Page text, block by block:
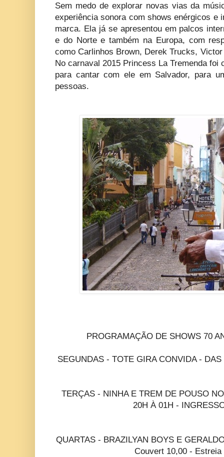
Sem medo de explorar novas vias da
experiência sonora com shows enérgicos e
marca. Ela já se apresentou em palcos
e do Norte e também na Europa, com
como Carlinhos Brown, Derek Trucks,
No carnaval 2015 Princess La Tremenda foi
para cantar com ele em Salvador, para
pessoas.
PROGRAMAÇÃO DE SHOWS 70
SEGUNDAS - TOTE GIRA CONVIDA -
TERÇAS - NINHA E TREM DE POUSO
20H À 01H -
QUARTAS - BRAZILYAN BOYS E
Couvert 10,00 - Estreia